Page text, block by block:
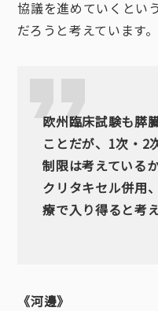
協議を進めていくとい
だろうと考えています。
欧州臨床試験も膵
ことだが、1次・2
制限は考えている
クリタキセル併用
療で入り得ると考
《河邊》